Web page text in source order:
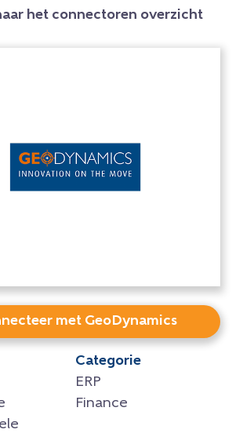
het connectoren overzicht
met GeoDynamics
Categorie
ERP
Finance